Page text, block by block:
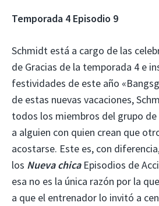
Temporada 4 Episodio 9
Schmidt está a cargo de las
de Gracias de la temporada 4 e
festividades de este año
de estas nuevas vacaciones,
todos los miembros del grupo
a alguien con quien crean que
acostarse. Este es, con
los Nueva chica Episodios de
esa no es la única razón por la
a que el entrenador lo invitó a